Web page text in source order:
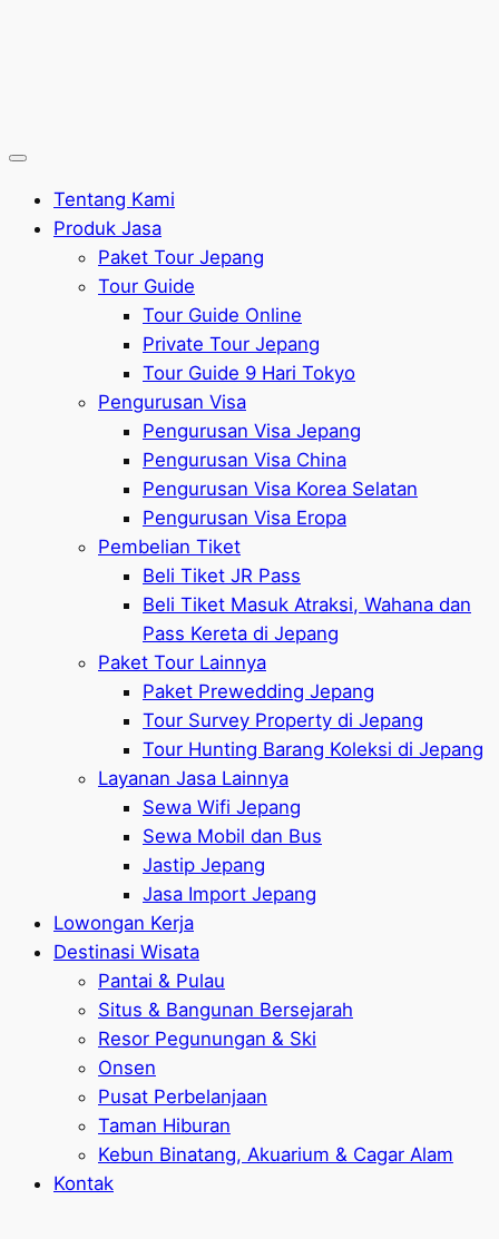
Tentang Kami
Produk Jasa
Paket Tour Jepang
Tour Guide
Tour Guide Online
Private Tour Jepang
Tour Guide 9 Hari Tokyo
Pengurusan Visa
Pengurusan Visa Jepang
Pengurusan Visa China
Pengurusan Visa Korea Selatan
Pengurusan Visa Eropa
Pembelian Tiket
Beli Tiket JR Pass
Beli Tiket Masuk Atraksi, Wahana dan
Pass Kereta di Jepang
Paket Tour Lainnya
Paket Prewedding Jepang
Tour Survey Property di Jepang
Tour Hunting Barang Koleksi di Jepang
Layanan Jasa Lainnya
Sewa Wifi Jepang
Sewa Mobil dan Bus
Jastip Jepang
Jasa Import Jepang
Lowongan Kerja
Destinasi Wisata
Pantai & Pulau
Situs & Bangunan Bersejarah
Resor Pegunungan & Ski
Onsen
Pusat Perbelanjaan
Taman Hiburan
Kebun Binatang, Akuarium & Cagar Alam
Kontak